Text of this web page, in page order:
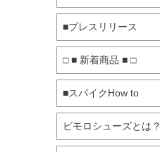
■プレスリリース
□ ■ 新着商品 ■ □
■スパイクHow to
ビモロシューズとは？